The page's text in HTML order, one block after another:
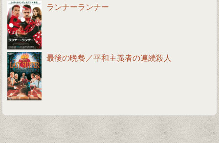
ランナーランナー
最後の晩餐／平和主義者の連続殺人